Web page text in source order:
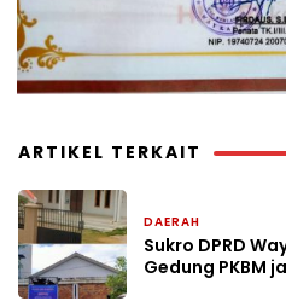
ARTIKEL TERKAIT
DAERAH
Sukro DPRD
Gedung PKBM